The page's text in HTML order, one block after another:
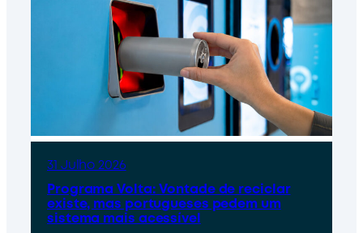
31 Julho 2026
Programa Volta: Vontade de reciclar
existe, mas portugueses pedem um
sistema mais acessível